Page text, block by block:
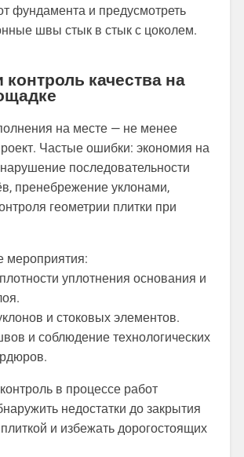
фундамента и предусмотреть
швы стык в стык с цоколем.
качества на
на месте — не менее
Частые ошибки: экономия на
последовательности
пренебрежение уклонами,
геометрии плитки при
мероприятия:
уплотнения основания и
и стоковых элементов.
и соблюдение технологических
в процессе работ
недостатки до закрытия
и избежать дорогостоящих